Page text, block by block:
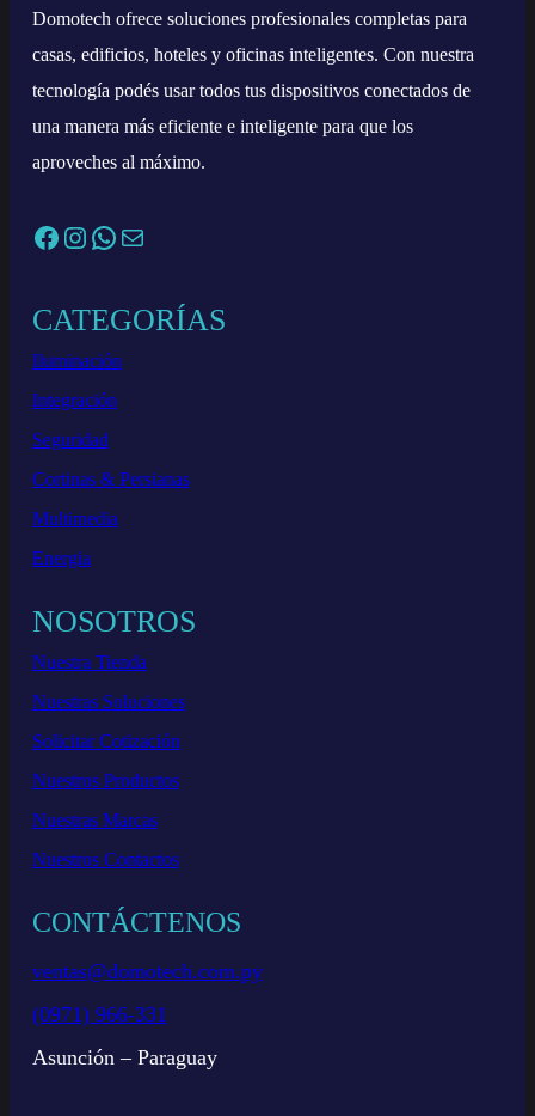
Domotech ofrece soluciones profesionales completas para
casas, edificios, hoteles y oficinas inteligentes. Con nuestra
tecnología podés usar todos tus dispositivos conectados de
una manera más eficiente e inteligente para que los
aproveches al máximo.
Facebook Instagram WhatsApp Correo electrónico
CATEGORÍAS
Iluminación
Integración
Seguridad
Cortinas & Persianas
Multimedia
Energia
NOSOTROS
Nuestra Tienda
Nuestras Soluciones
Solicitar Cotización
Nuestros Productos
Nuestras Marcas
Nuestros Contactos
CONTÁCTENOS
ventas@domotech.com.py
(0971) 966-331
Asunción – Paraguay